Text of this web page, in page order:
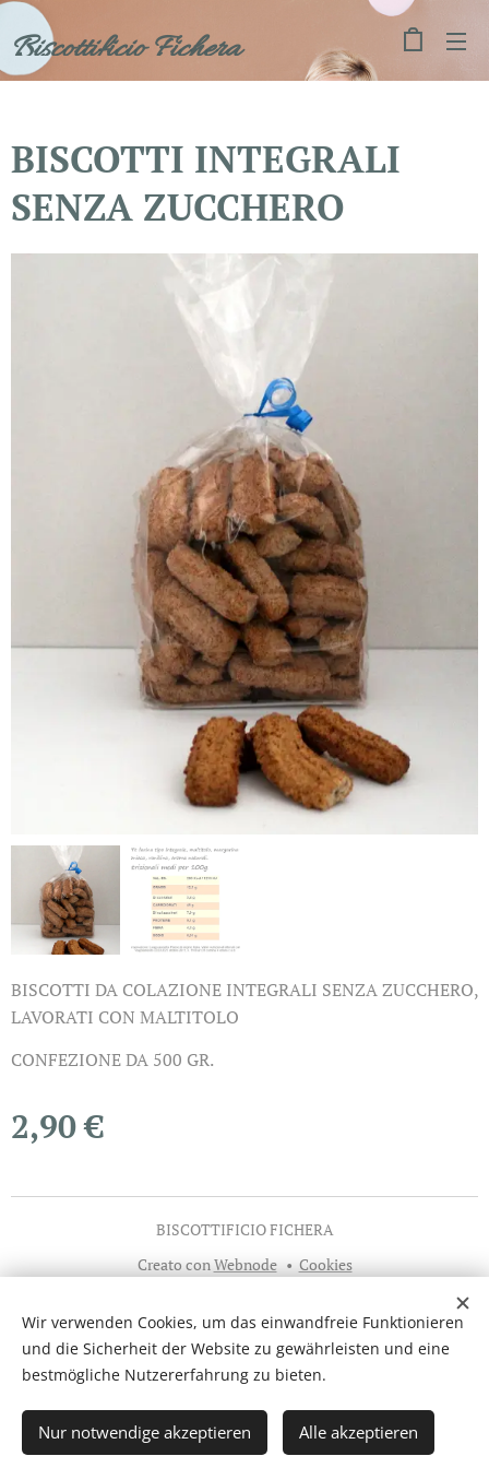
Biscottificio Fichera
BISCOTTI INTEGRALI
SENZA ZUCCHERO
BISCOTTI DA COLAZIONE INTEGRALI SENZA ZUCCHERO,
LAVORATI CON MALTITOLO
CONFEZIONE DA 500 GR.
2,90€
Zum Warenkorb hinzufügen
BISCOTTIFICIO FICHERA
Creato conWebnode Cookies
Italiano
English Deutsch
Wir verwenden Cookies, um das einwandfreie Funktionieren
und die Sicherheit der Website zu gewährleisten und eine
bestmögliche Nutzererfahrung zu bieten.
Nur notwendige akzeptieren Alle akzeptieren